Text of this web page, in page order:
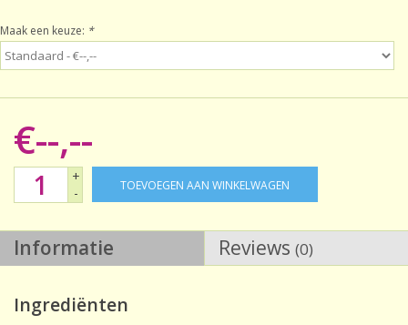
Laatste kans!
Maak een keuze: *
€--,--
+
-
TOEVOEGEN AAN WINKELWAGEN
Informatie Reviews (0)
Ingrediënten